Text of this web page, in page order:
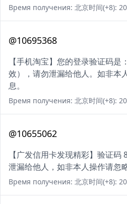
Время получения: 北京时间(+8):
@10695368
【手机淘宝】您的登录验证码
效），请勿泄漏给他人。如非本
息。
Время получения: 北京时间(+8):
@10655062
【广发信用卡发现精彩】验证
泄漏给他人，如非本人操作请忽略
Время получения: 北京时间(+8):